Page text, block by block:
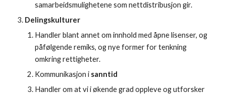
samarbeidsmulighetene som nettdistribusjon gir.
Delingskulturer
Handler blant annet om innhold med åpne lisenser, og
påfølgende remiks, og nye former for tenkning
omkring rettigheter.
Kommunikasjon i sanntid
Handler om at vi i økende grad oppleve og utforsker